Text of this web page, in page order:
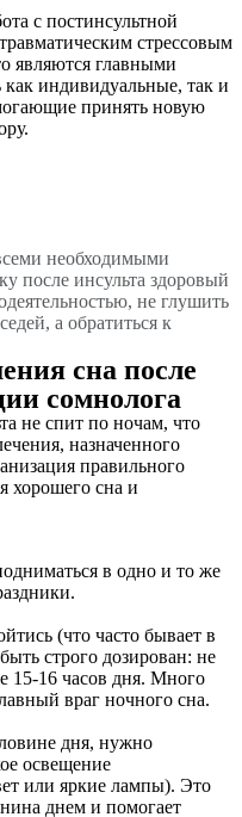
с постинсультной
стрессовым
являются главными
индивидуальные, так и
принять новую
необходимыми
после инсульта здоровый
не глушить
а обратиться к
сна после
сомнолога
не спит по ночам, что
назначенного
правильного
хорошего сна и
в одно и то же
(что часто бывает в
строго дозирован: не
15-16 часов дня. Много
враг ночного сна.
дня, нужно
освещение
или яркие лампы). Это
днем и помогает